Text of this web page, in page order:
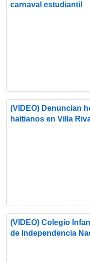
carnaval estudiantil
(VIDEO) Denuncian
haitianos en Villa
(VIDEO) Colegio
de Independencia